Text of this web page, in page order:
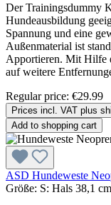
Der Trainingsdummy
Hundeausbildung
Spannung und eine
Außenmaterial ist
Apportieren. Mit Hilfe
auf weitere
Regular price: €29.99
Prices incl. VAT plus
Add to shopping cart
ASD Hundeweste
Größe: S: Hals 38,1